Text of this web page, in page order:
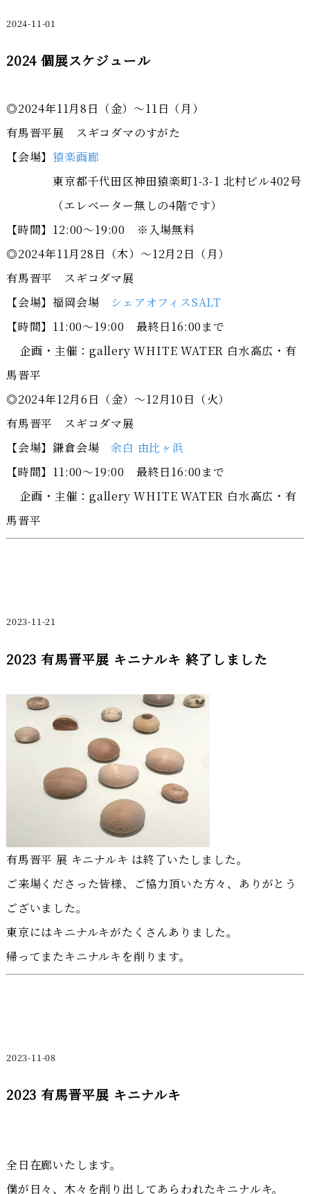
2024-11-01
2024 個展スケジュール
◎2024年11月8日（金）～11日（月）
有馬晋平展 スギコダマのすがた
【会場】 猿楽画廊
東京都千代田区神田猿楽町1-3-1 北村ビル402号
（エレベーター無しの4階です）
【時間】12:00～19:00 ※入場無料
◎2024年11月28日（木）～12月2日（月）
有馬晋平 スギコダマ展
【会場】福岡会場 シェアオフィスSALT
【時間】11:00～19:00 最終日16:00まで
企画・主催：gallery WHITE WATER 白水高広・有
馬晋平
◎2024年12月6日（金）～12月10日（火）
有馬晋平 スギコダマ展
【会場】鎌倉会場余白 由比ヶ浜
【時間】11:00～19:00 最終日16:00まで
企画・主催：gallery WHITE WATER 白水高広・有
馬晋平
2023-11-21
2023 有馬晋平展 キニナルキ 終了しました
有馬晋平 展 キニナルキ は終了いたしました。
ご来場くださった皆様、ご協力頂いた方々、ありがとう
ございました。
東京にはキニナルキがたくさんありました。
帰ってまたキニナルキを削ります。
2023-11-08
2023 有馬晋平展 キニナルキ
全日在廊いたします。
僕が日々、木々を削り出してあらわれたキニナルキ。